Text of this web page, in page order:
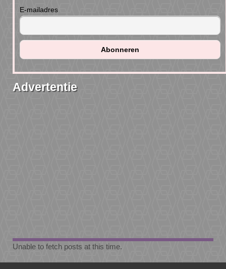
E-mailadres
Advertentie
Unable to fetch posts at this time.